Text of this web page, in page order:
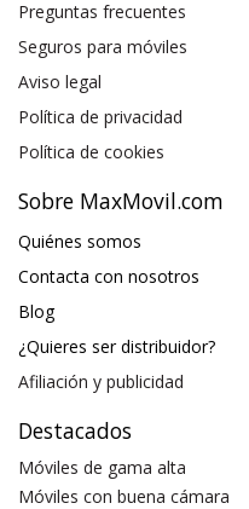
Preguntas frecuentes
Seguros para móviles
Aviso legal
Política de privacidad
Política de cookies
Sobre MaxMovil.com
Quiénes somos
Contacta con nosotros
Blog
¿Quieres ser distribuidor?
Afiliación y publicidad
Destacados
Móviles de gama alta
Móviles con buena cámara